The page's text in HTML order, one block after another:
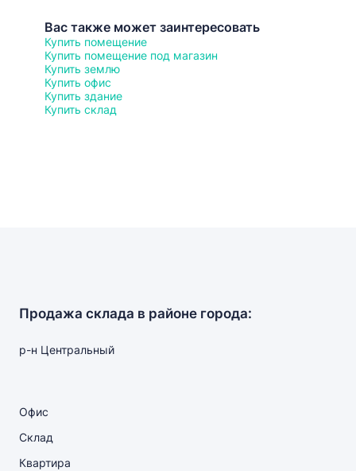
Вас также может заинтересовать
Купить помещение
Купить помещение под магазин
Купить землю
Купить офис
Купить здание
Купить склад
Продажа склада в районе города:
р-н Центральный
Офис
Склад
Квартира